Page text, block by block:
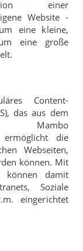
einer
Website -
eine kleine,
eine große
Content-
das aus dem
Mambo
ermöglicht die
Webseiten,
können. Mit
können damit
Soziale
eingerichtet